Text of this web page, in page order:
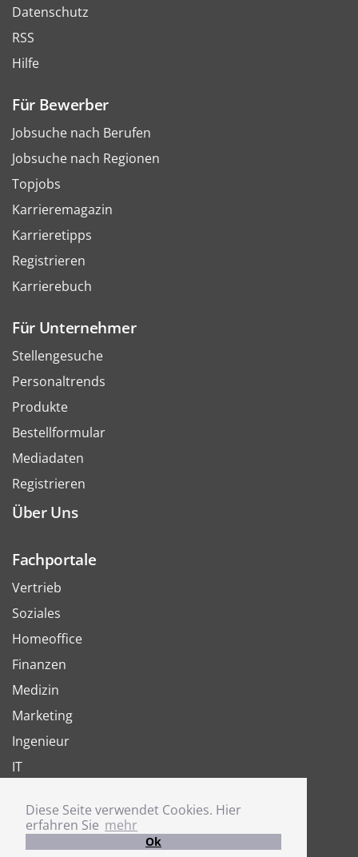
Diese Seite verwendet Cookies. Hier
erfahren Sie mehr
Ok
Datenschutz
RSS
Hilfe
Für Bewerber
Jobsuche nach Berufen
Jobsuche nach Regionen
Topjobs
Karrieremagazin
Karrieretipps
Registrieren
Karrierebuch
Für Unternehmer
Stellengesuche
Personaltrends
Produkte
Bestellformular
Mediadaten
Registrieren
Über Uns
Fachportale
Vertrieb
Soziales
Homeoffice
Finanzen
Medizin
Marketing
Ingenieur
IT
Joboter